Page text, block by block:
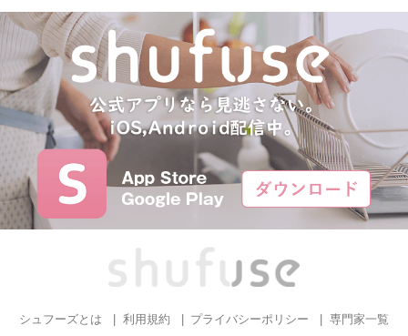
シュフーズとは 利用規約 プライバシーポリシー 専門家一覧